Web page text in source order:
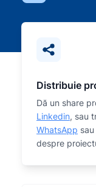
Distribuie
Dă un share
Linkedin, sau
WhatsApp sau
despre